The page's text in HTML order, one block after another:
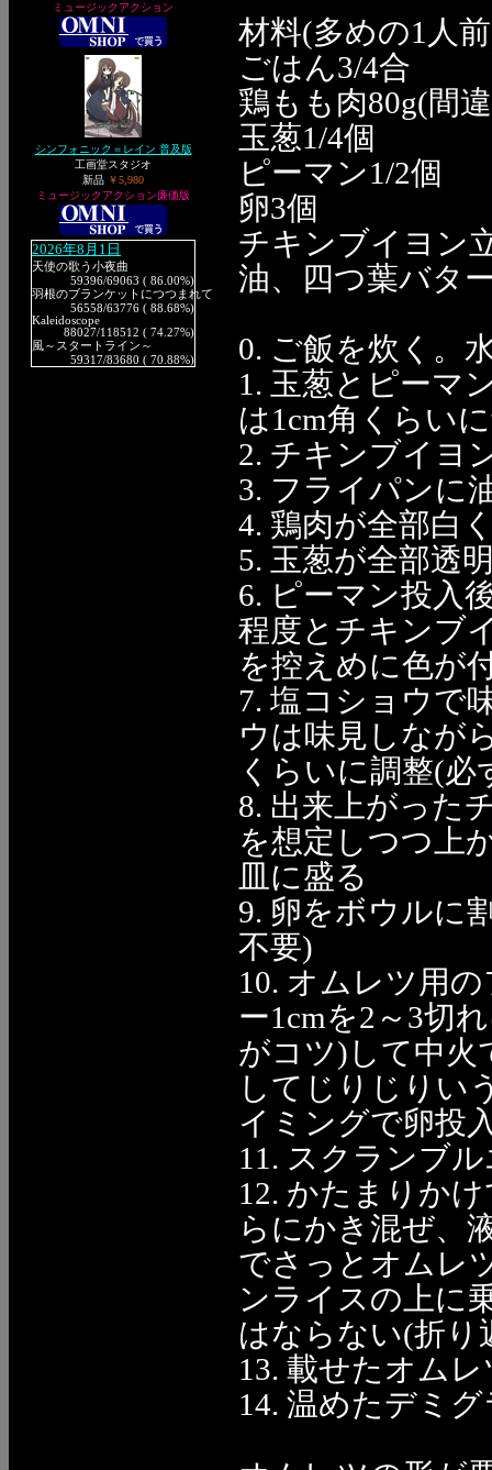
ミュージックアクション
シンフォニック＝レイン 普及版
工画堂スタジオ
新品 ￥5,980
ミュージックアクション廉価版
2026年8月1日
天使の歌う小夜曲
59396/69063 ( 86.00%)
羽根のブランケットにつつまれて
56558/63776 ( 88.68%)
Kaleidoscope
88027/118512 ( 74.27%)
風～スタートライン～
59317/83680 ( 70.88%)
材料(多めの1人
ごはん3/4合
鶏もも肉80g(間
玉葱1/4個
ピーマン1/2個
卵3個
チキンブイヨン
油、四つ葉バタ
0. ご飯を炊く。
1. 玉葱とピーマ
は1cm角くらい
2. チキンブイヨ
3. フライパンに
4. 鶏肉が全部白
5. 玉葱が全部透
6. ピーマン投入
程度とチキンブ
を控えめに色が
7. 塩コショウで
ウは味見しなが
くらいに調整(
8. 出来上がった
を想定しつつ上
皿に盛る
9. 卵をボウルに
不要)
10. オムレツ用
ー1cmを2～3切
がコツ)して中火
してじりじりい
イミングで卵投
11. スクランブ
12. かたまりか
らにかき混ぜ、
でさっとオムレ
ンライスの上に
はならない(折り
13. 載せたオム
14. 温めたデミ